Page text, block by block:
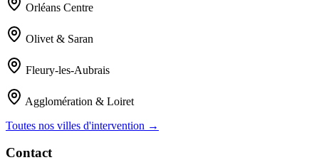
Orléans Centre
Olivet & Saran
Fleury-les-Aubrais
Agglomération & Loiret
Toutes nos villes d'intervention →
Contact